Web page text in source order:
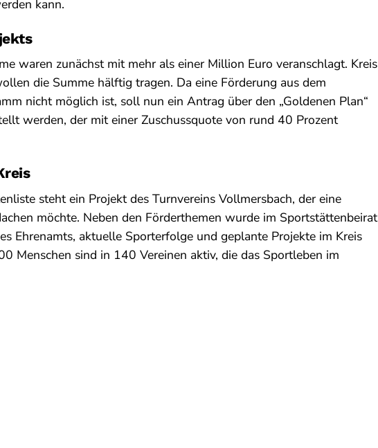
kann.
waren zunächst mit mehr als einer Million Euro veranschlagt. Kreis
die Summe hälftig tragen. Da eine Förderung aus dem
nicht möglich ist, soll nun ein Antrag über den „Goldenen Plan“
werden, der mit einer Zuschussquote von rund 40 Prozent
steht ein Projekt des Turnvereins Vollmersbach, der eine
möchte. Neben den Förderthemen wurde im Sportstättenbeirat
Ehrenamts, aktuelle Sporterfolge und geplante Projekte im Kreis
Menschen sind in 140 Vereinen aktiv, die das Sportleben im